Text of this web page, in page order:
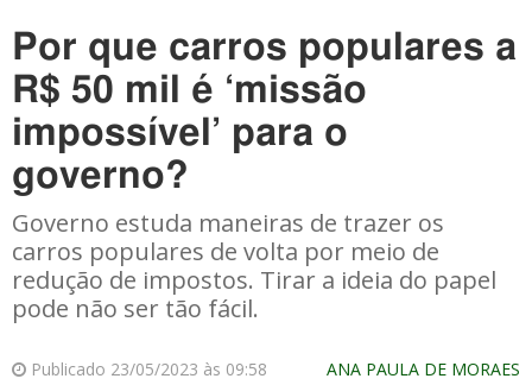
Por que carros populares a
R$ 50 mil é ‘missão
impossível’ para o
governo?
Governo estuda maneiras de trazer os
carros populares de volta por meio de
redução de impostos. Tirar a ideia do papel
pode não ser tão fácil.
Publicado 23/05/2023 às 09:58 ANA PAULA DE MORAES